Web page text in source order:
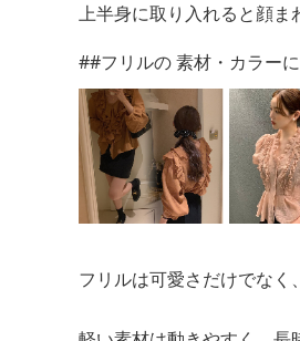
上半身に取り入れると顔
##フリルの 素材・カラー
フリルは可愛さだけでなく